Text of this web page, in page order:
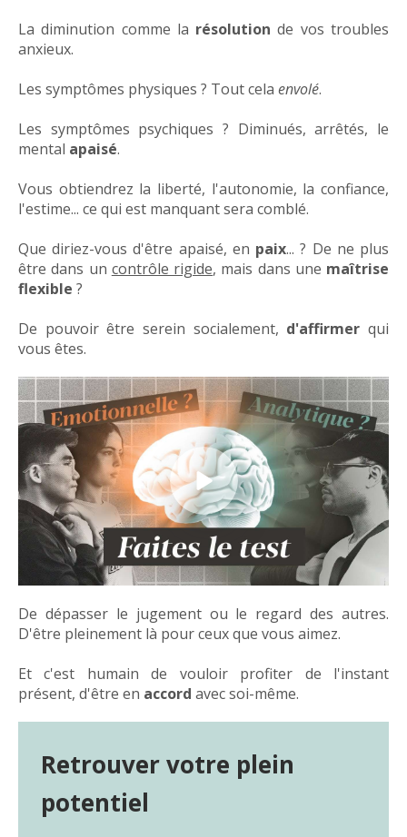
La diminution comme la résolutionde vos troubles
anxieux.
Les symptômes physiques ? Tout cela envolé.
Les symptômes psychiques ? Diminués, arrêtés, le
mental apaisé.
Vous obtiendrez la liberté, l'autonomie, la confiance,
l'estime... ce qui est manquant sera comblé.
Que diriez-vous d'être apaisé, en paix... ? De ne plus
être dans un contrôle rigide, mais dans une maîtrise
flexible ?
De pouvoir être serein socialement, d'affirmerqui
vous êtes.
De dépasser le jugement ou le regard des autres.
D'être pleinement là pour ceux que vous aimez.
Et c'est humain de vouloir profiter de l'instant
présent, d'être en accord avec soi-même.
Retrouver votre plein
potentiel